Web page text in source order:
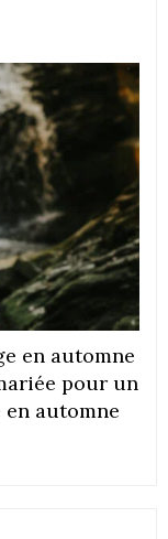
en automne
pour un
automne